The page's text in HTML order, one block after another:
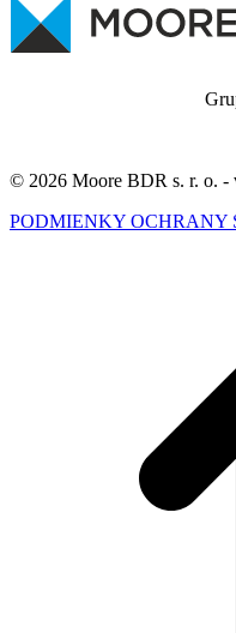
© 2026 Moore BDR s. r. o. -
PODMIENKY OCHRANY